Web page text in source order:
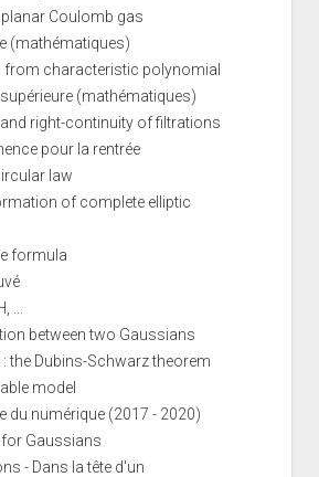
Coulomb gas
(mathématiques)
from characteristic polynomial
(mathématiques)
right-continuity of filtrations
pour la rentrée
law
of complete elliptic
formula
...
between two Gaussians
the Dubins-Schwarz theorem
model
du numérique (2017 - 2020)
Gaussians
- Dans la tête d'un